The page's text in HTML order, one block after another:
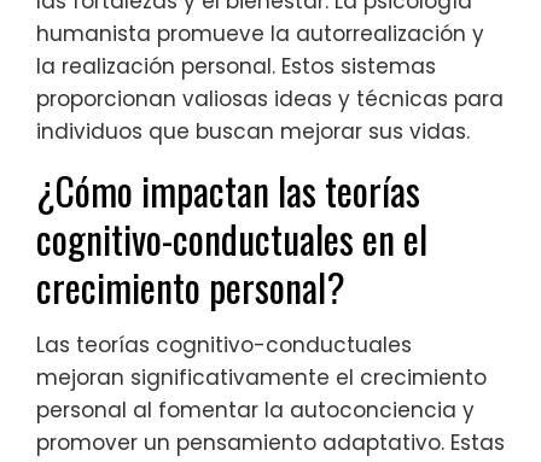
humanista promueve la autorrealización y
la realización personal. Estos sistemas
proporcionan valiosas ideas y técnicas para
individuos que buscan mejorar sus vidas.
¿Cómo impactan las teorías
cognitivo-conductuales en el
crecimiento personal?
Las teorías cognitivo-conductuales
mejoran significativamente el crecimiento
personal al fomentar la autoconciencia y
promover un pensamiento adaptativo. Estas